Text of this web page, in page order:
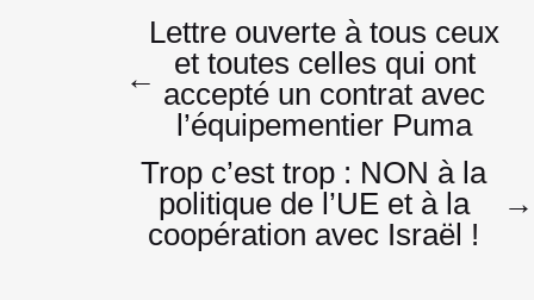
Navigation
de
l’article
←
Lettre ouverte à tous ceux
et toutes celles qui ont
accepté un contrat avec
l’équipementier Puma
Trop c’est trop : NON à la
politique de l’UE et à la
coopération avec Israël !
→